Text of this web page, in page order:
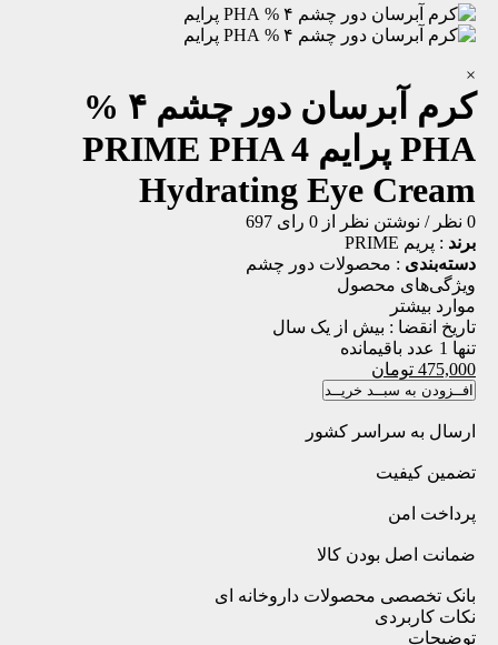
×
کرم آبرسان دور چشم ۴ %
PHA پرایم
PRIME PHA 4
Hydrating Eye Cream
0 نظر / نوشتن نظر از 0 رای
697
برند : پریم PRIME
دسته‌بندی : محصولات دور چشم
ویژگی‌های محصول
موارد بیشتر
تاریخ انقضا : بیش از یک سال
تنها 1 عدد باقیمانده
475,000 تومان
افــزودن به سبــد خریــد
ارسال به سراسر کشور
تضمین کیفیت
پرداخت امن
ضمانت اصل بودن کالا
بانک تخصصی محصولات داروخانه ای
نکات کاربردی
توضیحات